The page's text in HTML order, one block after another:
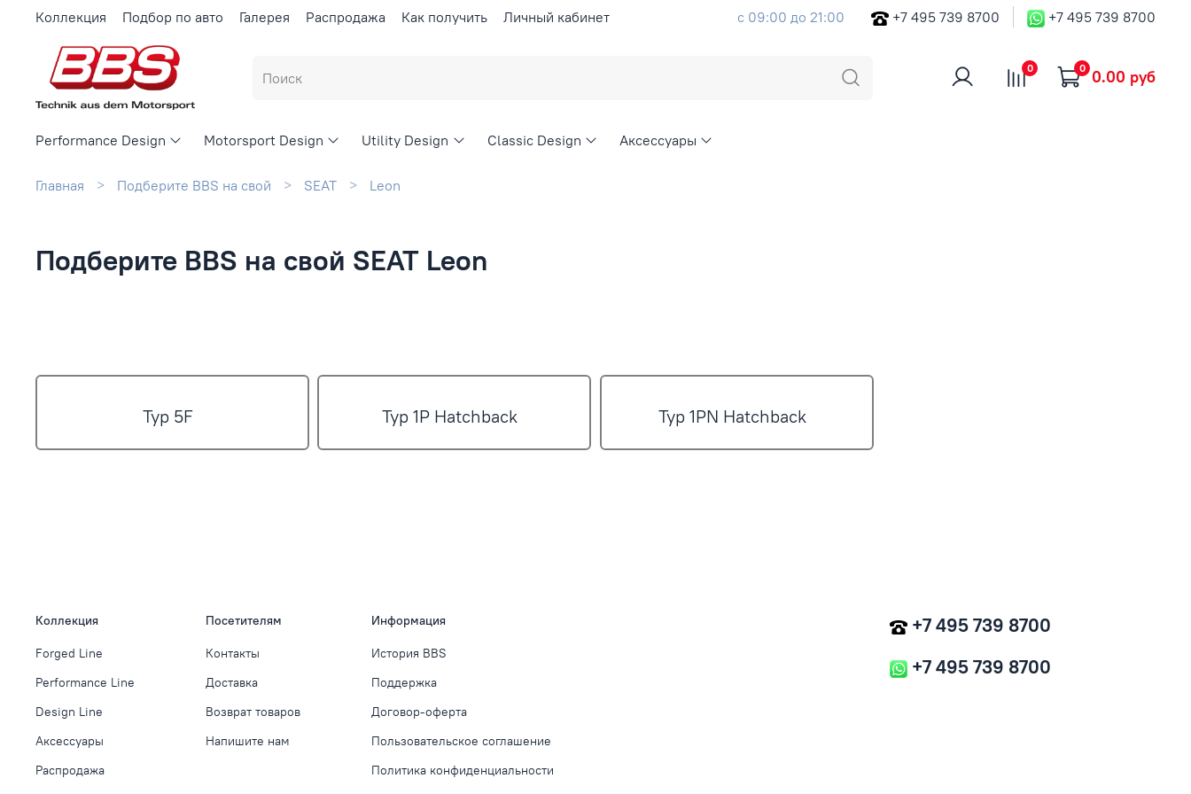
Коллекция Подбор по авто Галерея Распродажа Как получить Личный кабинет с 09:00 до 21:00 +7 495 739 8700 +7 495 739 8700
0 0 0.00 руб
Performance Design Motorsport Design Utility Design Classic Design Аксессуары
Главная Подберите BBS на свой SEAT Leon
Подберите BBS на свой SEAT Leon
Typ 5F Typ 1P Hatchback Typ 1PN Hatchback
Коллекция
Forged Line
Performance Line
Design Line
Аксессуары
Распродажа
Посетителям
Контакты
Доставка
Возврат товаров
Напишите нам
Информация
История BBS
Поддержка
Договор-оферта
Пользовательское соглашение
Политика конфиденциальности
+7 495 739 8700
+7 495 739 8700